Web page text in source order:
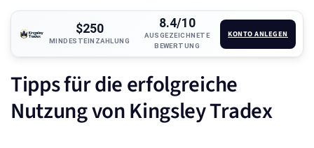
$250
MINDESTEINZAHLUNG
8.4/10
AUSGEZEICHNETE
BEWERTUNG
KONTO ANLEGEN
Tipps für die erfolgreiche
Nutzung von Kingsley Tradex